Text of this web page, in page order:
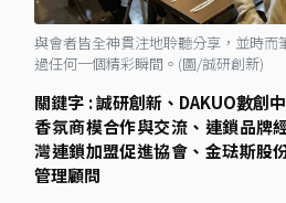
與會者皆全神貫注地聆聽分享，並時而
過任何一個精彩瞬間。(圖/誠研創新)
關鍵字 : 誠研創新、DAKUO數創
香氛商模合作與交流、連鎖品牌
灣連鎖加盟促進協會、金琺斯股
管理顧問